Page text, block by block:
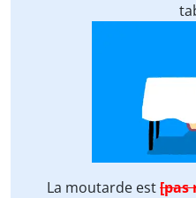
La moutarde est[pas